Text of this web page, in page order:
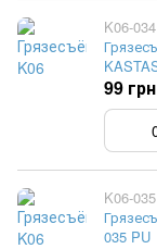
K06-
99
K06-
035 PU